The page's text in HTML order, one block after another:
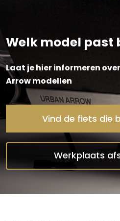
Welk model past
Laat je hier informeren
Arrow modellen
Vind de fiets die
Werkplaats